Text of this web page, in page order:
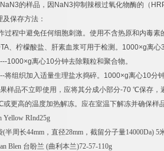
NaN3的样品，因 NaN3抑制辣根过氧化物酶的（
保存方法：
过程中避免任何细胞刺激。使用不含热原和内毒素
、柠檬酸盐、肝素血浆可用于检测。 1000×g离心
---1000×g离心10分钟去除颗粒和聚合物。
将组织加入适量生理盐水捣碎。 1000×g离心10分
样品不立即使用，应将其分成小部分-70 ℃保存，
或更高的温度加热解冻。应在室温下解冻并确保样
Yellow RInd25g
(半周长44mm ，直径28mm ，截留分子量14000Da) 5
Blen 台盼兰 (曲利本兰)72-57-110g